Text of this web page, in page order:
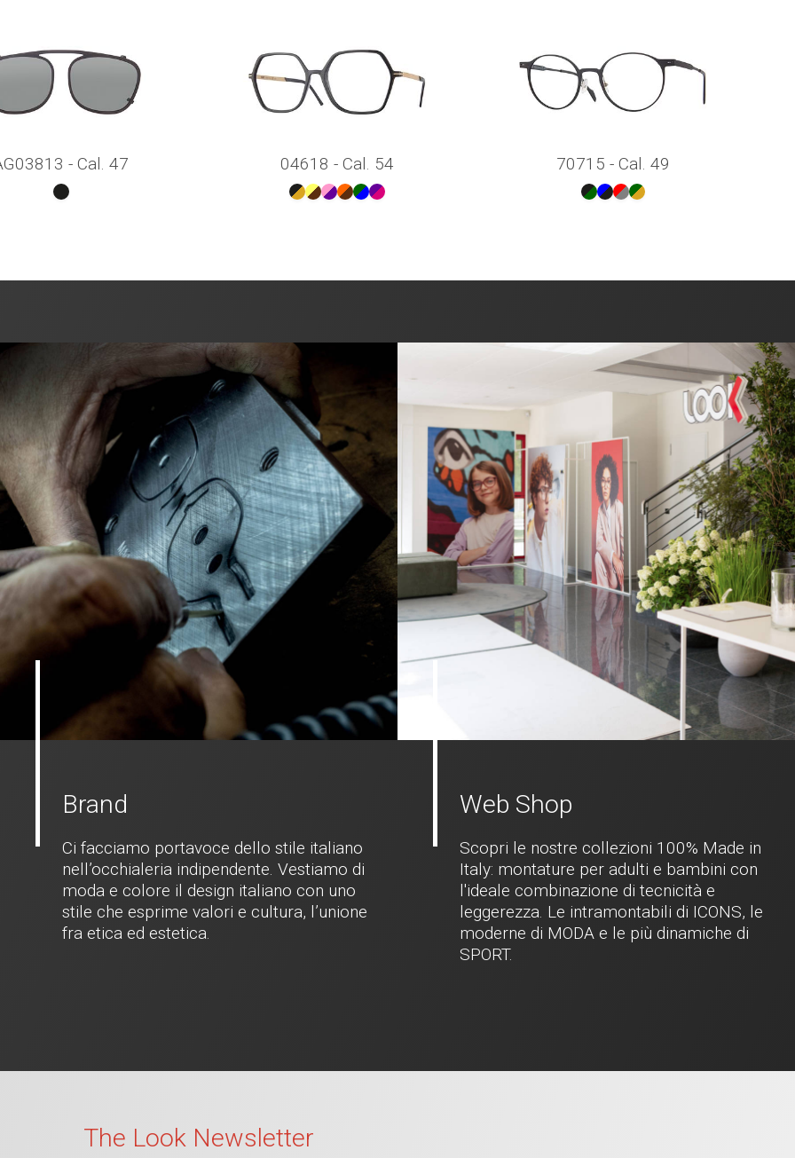
- Cal. 47 04618 - Cal. 54 70715 - Cal. 49
Brand
Ci facciamo portavoce dello stile italiano
nell’occhialeria indipendente. Vestiamo di
moda e colore il design italiano con uno
stile che esprime valori e cultura, l’unione
fra etica ed estetica.
Web Shop
Scopri le nostre collezioni 100% Made in
Italy: montature per adulti e bambini con
l'ideale combinazione di tecnicità e
leggerezza. Le intramontabili di ICONS, le
moderne di MODA e le più dinamiche di
SPORT.
The Look Newsletter